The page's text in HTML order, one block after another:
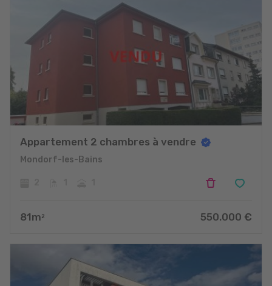
Appartement 2 chambres à vendre
Mondorf-les-Bains
81m 2 550.000 €